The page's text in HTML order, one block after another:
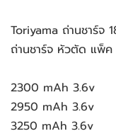
Toriyama ถ่านชาร์จ
ถ่านชาร์จ หัวตัด แพ็ค
2300 mAh 3.6v
2950 mAh 3.6v
3250 mAh 3.6v